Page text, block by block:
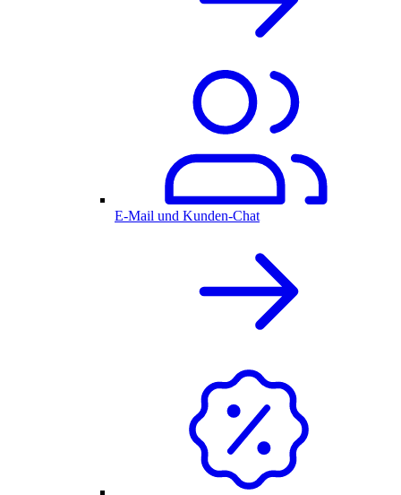
E-Mail und Kunden-Chat